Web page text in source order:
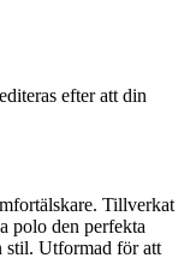
efter att din
Tillverkat
polo den perfekta
stil. Utformad för att